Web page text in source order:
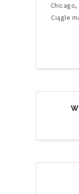
Ciągle